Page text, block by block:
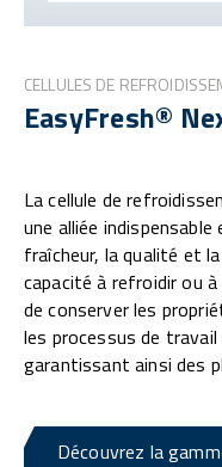
CELLULES DE
EasyFresh®
La cellule de
une alliée
fraîcheur, la qualité et
capacité à refroidir ou
de conserver les
les processus de
garantissant ainsi des
Découvrez la